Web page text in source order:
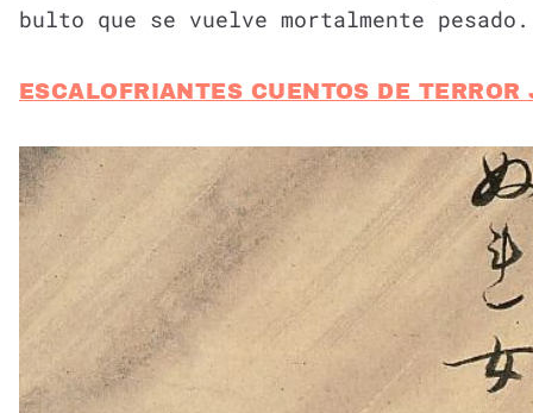
bulto que se vuelve mortalmente pesado.
ESCALOFRIANTES CUENTOS DE TERROR